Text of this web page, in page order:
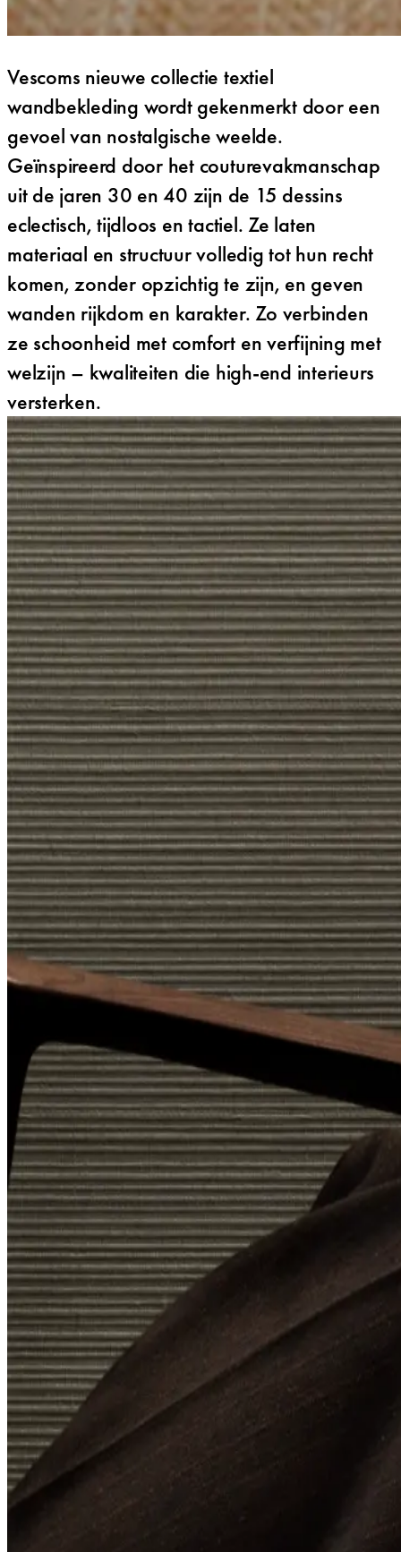
Vescoms nieuwe collectie textiel
wandbekleding wordt gekenmerkt door een
gevoel van nostalgische weelde.
Geïnspireerd door het couturevakmanschap
uit de jaren 30 en 40 zijn de 15 dessins
eclectisch, tijdloos en tactiel. Ze laten
materiaal en structuur volledig tot hun recht
komen, zonder opzichtig te zijn, en geven
wanden rijkdom en karakter. Zo verbinden
ze schoonheid met comfort en verfijning met
welzijn – kwaliteiten die high-end interieurs
versterken.